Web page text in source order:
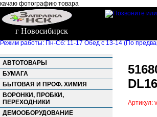
качаю фотографию товара
г Новосибирск
Режим работы: Пн-Сб: 11-17 Обед с 13-14 (По
АВТОТОВАРЫ
БУМАГА
БЫТОВАЯ И ПРОФ. ХИМИЯ
ВОРОНКИ, ПРОБКИ,
ПЕРЕХОДНИКИ
ДЕМООБОРУДОВАНИЕ
Артикул: